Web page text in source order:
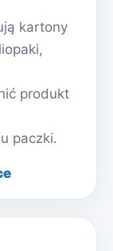
kartony
produkt
paczki.